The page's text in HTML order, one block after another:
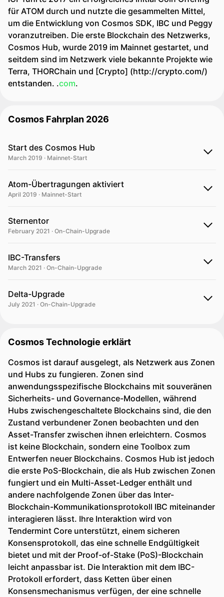
für ATOM durch und nutzte die gesammelten Mittel,
um die Entwicklung von Cosmos SDK, IBC und Peggy
voranzutreiben. Die erste Blockchain des Netzwerks,
Cosmos Hub, wurde 2019 im Mainnet gestartet, und
seitdem sind im Netzwerk viele bekannte Projekte wie
Terra, THORChain und [Crypto] (http://crypto.com/)
entstanden. .com.
Cosmos Fahrplan 2026
Start des Cosmos Hub
March 2019 · Mainnet-Start
Atom-Übertragungen aktiviert
April 2019 · Mainnet-Start
Sternentor
February 2021 · On-Chain-Upgrade
IBC-Transfers
March 2021 · On-Chain-Upgrade
Delta-Upgrade
July 2021 · On-Chain-Upgrade
Cosmos Technologie erklärt
Cosmos ist darauf ausgelegt, als Netzwerk aus Zonen
und Hubs zu fungieren. Zonen sind
anwendungsspezifische Blockchains mit souveränen
Sicherheits- und Governance-Modellen, während
Hubs zwischengeschaltete Blockchains sind, die den
Zustand verbundener Zonen beobachten und den
Asset-Transfer zwischen ihnen erleichtern. Cosmos
ist keine Blockchain, sondern eine Toolbox zum
Entwerfen neuer Blockchains. Cosmos Hub ist jedoch
die erste PoS-Blockchain, die als Hub zwischen Zonen
fungiert und ein Multi-Asset-Ledger enthält und
andere nachfolgende Zonen über das Inter-
Blockchain-Kommunikationsprotokoll IBC miteinander
interagieren lässt. Ihre Interaktion wird von
Tendermint Core unterstützt, einem sicheren
Konsensprotokoll, das eine schnelle Endgültigkeit
bietet und mit der Proof-of-Stake (PoS)-Blockchain
leicht anpassbar ist. Die Interaktion mit dem IBC-
Protokoll erfordert, dass Ketten über einen
Konsensmechanismus verfügen, der eine schnelle